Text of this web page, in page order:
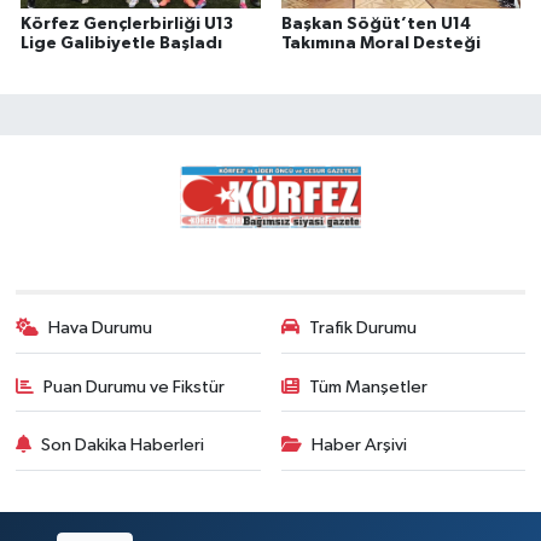
Körfez Gençlerbirliği U13
Lige Galibiyetle Başladı
Başkan Söğüt’ten U14
Takımına Moral Desteği
Hava Durumu Trafik Durumu
Puan Durumu ve Fikstür Tüm Manşetler
Son Dakika Haberleri Haber Arşivi